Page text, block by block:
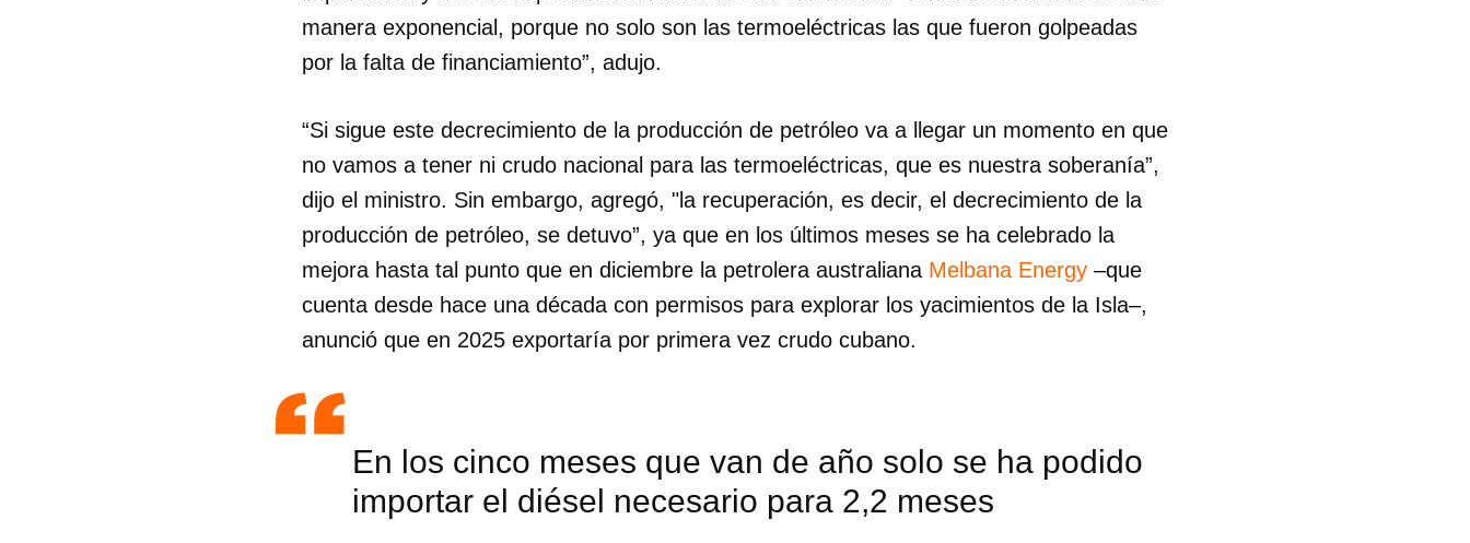
manera exponencial, porque no solo son las termoeléctricas las que fueron golpeadas
por la falta de financiamiento”, adujo.
“Si sigue este decrecimiento de la producción de petróleo va a llegar un momento en que
no vamos a tener ni crudo nacional para las termoeléctricas, que es nuestra soberanía”,
dijo el ministro. Sin embargo, agregó, "la recuperación, es decir, el decrecimiento de la
producción de petróleo, se detuvo”, ya que en los últimos meses se ha celebrado la
mejora hasta tal punto que en diciembre la petrolera australiana Melbana Energy –que
cuenta desde hace una década con permisos para explorar los yacimientos de la Isla–,
anunció que en 2025 exportaría por primera vez crudo cubano.
En los cinco meses que van de año solo se ha podido
importar el diésel necesario para 2,2 meses